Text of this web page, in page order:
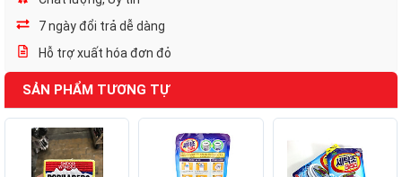
7 ngày đổi trả dễ dàng
Hỗ trợ xuất hóa đơn đỏ
SẢN PHẨM TƯƠNG TỰ